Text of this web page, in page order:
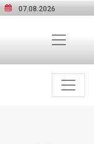
07.08.2026